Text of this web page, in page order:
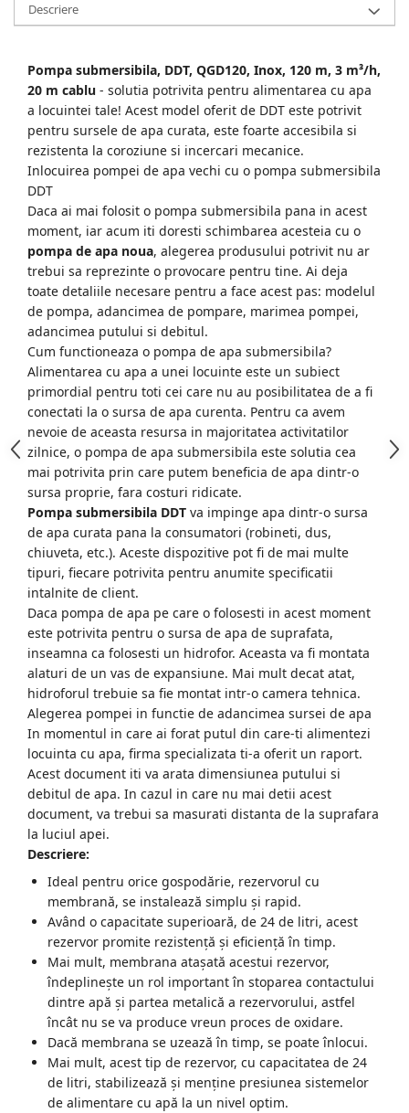
Descriere
Pompa submersibila, DDT, QGD120, Inox, 120 m, 3 m³/h,
20 m cablu - solutia potrivita pentru alimentarea cu apa
a locuintei tale! Acest model oferit de DDT este potrivit
pentru sursele de apa curata, este foarte accesibila si
rezistenta la coroziune si incercari mecanice.
Inlocuirea pompei de apa vechi cu o pompa submersibila
DDT
Daca ai mai folosit o pompa submersibila pana in acest
moment, iar acum iti doresti schimbarea acesteia cu o
pompa de apa noua, alegerea produsului potrivit nu ar
trebui sa reprezinte o provocare pentru tine. Ai deja
toate detaliile necesare pentru a face acest pas: modelul
de pompa, adancimea de pompare, marimea pompei,
adancimea putului si debitul.
Cum functioneaza o pompa de apa submersibila?
Alimentarea cu apa a unei locuinte este un subiect
primordial pentru toti cei care nu au posibilitatea de a fi
conectati la o sursa de apa curenta. Pentru ca avem
nevoie de aceasta resursa in majoritatea activitatilor
zilnice, o pompa de apa submersibila este solutia cea
mai potrivita prin care putem beneficia de apa dintr-o
sursa proprie, fara costuri ridicate.
Pompa submersibila DDT va impinge apa dintr-o sursa
de apa curata pana la consumatori (robineti, dus,
chiuveta, etc.). Aceste dispozitive pot fi de mai multe
tipuri, fiecare potrivita pentru anumite specificatii
intalnite de client.
Daca pompa de apa pe care o folosesti in acest moment
este potrivita pentru o sursa de apa de suprafata,
inseamna ca folosesti un hidrofor. Aceasta va fi montata
alaturi de un vas de expansiune. Mai mult decat atat,
hidroforul trebuie sa fie montat intr-o camera tehnica.
Alegerea pompei in functie de adancimea sursei de apa
In momentul in care ai forat putul din care-ti alimentezi
locuinta cu apa, firma specializata ti-a oferit un raport.
Acest document iti va arata dimensiunea putului si
debitul de apa. In cazul in care nu mai detii acest
document, va trebui sa masurati distanta de la suprafara
la luciul apei.
Descriere:
Ideal pentru orice gospodărie, rezervorul cu
membrană, se instalează simplu și rapid.
Având o capacitate superioară, de 24 de litri, acest
rezervor promite rezistență și eficiență în timp.
Mai mult, membrana atașată acestui rezervor,
îndeplinește un rol important în stoparea contactului
dintre apă și partea metalică a rezervorului, astfel
încât nu se va produce vreun proces de oxidare.
Dacă membrana se uzează în timp, se poate înlocui.
Mai mult, acest tip de rezervor, cu capacitatea de 24
de litri, stabilizează și menține presiunea sistemelor
de alimentare cu apă la un nivel optim.